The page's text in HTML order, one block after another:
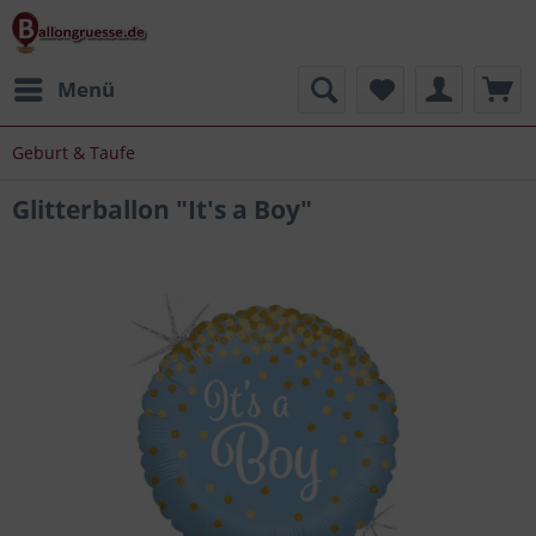
Menü
Geburt & Taufe
Glitterballon "It's a Boy"